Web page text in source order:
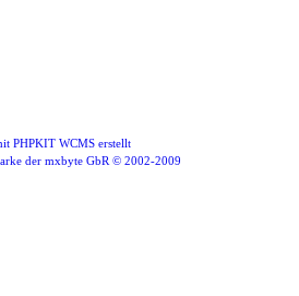
PHPKIT WCMS erstellt
der mxbyte GbR © 2002-2009